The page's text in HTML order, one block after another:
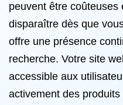
peuvent être
disparaître dès que
offre une présence
recherche. Votre site
accessible aux
activement des